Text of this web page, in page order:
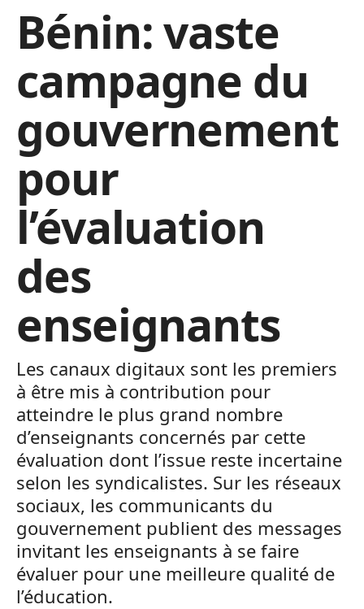
Bénin: vaste
campagne du
gouvernement
pour
l’évaluation
des
enseignants
Les canaux digitaux sont les premiers
à être mis à contribution pour
atteindre le plus grand nombre
d’enseignants concernés par cette
évaluation dont l’issue reste incertaine
selon les syndicalistes. Sur les réseaux
sociaux, les communicants du
gouvernement publient des messages
invitant les enseignants à se faire
évaluer pour une meilleure qualité de
l’éducation.